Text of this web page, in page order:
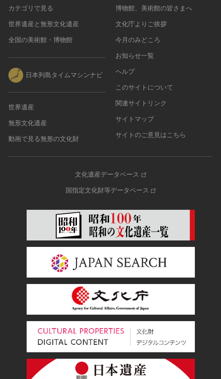
カテゴリで見る
世界遺産と無形文化遺産
全国の美術館・博物館
日本列島タイムマシンナビ
世界遺産
無形文化遺産
動画で見る無形の文化財
博物館、美術館の皆さまへ
文化庁よりご挨拶
今月のみどころ
お知らせ一覧
ヘルプ
このサイトについて
関連サイトリンク
サイトマップ
サイトのご意見はこちら
文化遺産データベース
国指定文化財等データベース